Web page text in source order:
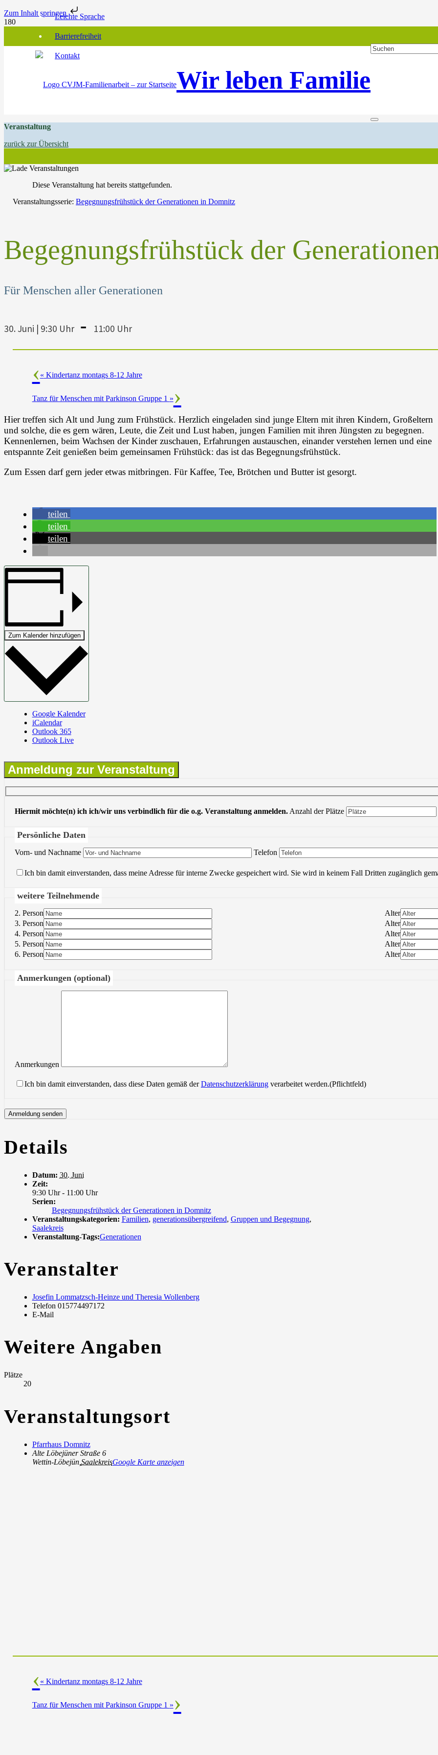
Zum Inhalt springenLeichte Sprache
Barrierefreiheit
Kontakt
Wir leben Familie
Veranstaltung
zurück zur Übersicht
Diese Veranstaltung hat bereits stattgefunden.
Veranstaltungsserie: Begegnungsfrühstück der Generationen in Domnitz
Begegnungsfrühstück der
Für Menschen aller Generationen
30. Juni | 9:30 Uhr - 11:00 Uhr
« Kindertanz montags 8-12 Jahre
Tanz für Menschen mit Parkinson Gruppe 1 »
Hier treffen sich Alt und Jung zum Frühstück. Herzlich eingeladen sind junge Eltern mit ihren Kindern, Großeltern
und solche, die es gern wären, Leute, die Zeit und Lust haben, jungen Familien mit ihren Jüngsten zu begegnen.
Kennenlernen, beim Wachsen der Kinder zuschauen, Erfahrungen austauschen, einander verstehen lernen und eine
entspannte Zeit genießen beim gemeinsamen Frühstück: das ist das Begegnungsfrühstück.
Zum Essen darf gern jeder etwas mitbringen. Für Kaffee, Tee, Brötchen und Butter ist gesorgt.
teilen
teilen
teilen
Zum Kalender hinzufügen
Google Kalender
iCalendar
Outlook 365
Outlook Live
Anmeldung zur Veranstaltung
Hiermit möchte(n) ich ich/wir uns verbindlich für die o.g. Veranstaltung anmelden. Anzahl der Plätze
Persönliche Daten
Vorn- und Nachname Bitte lasse dieses Feld leer.
Telefon
Ich bin damit einverstanden, dass meine Adresse für interne Zwecke gespeichert wird. Sie wird in keinem Fall Dritten zugänglich
weitere Teilnehmende
2. Person
Alter
3. Person
Alter
4. Person
Alter
5. Person
Alter
6. Person
Alter
Anmerkungen (optional)
Anmerkungen
Ich bin damit einverstanden, dass diese Daten gemäß derDatenschutzerklärung verarbeitet werden.(Pflichtfeld)
Details
Datum: 30. Juni
Zeit:
9:30 Uhr - 11:00 Uhr
Serien:
Begegnungsfrühstück der Generationen in Domnitz
Veranstaltungskategorien: Familien, generationsübergreifend, Gruppen und Begegnung,
Saalekreis
Veranstaltung-Tags:Generationen
Veranstalter
Josefin Lommatzsch-Heinze und Theresia Wollenberg
Telefon 015774497172
E-Mail
Weitere Angaben
Plätze
20
Veranstaltungsort
Pfarrhaus Domnitz
Alte Löbejüner Straße 6
Wettin-Löbejün, SaalekreisGoogle Karte anzeigen
« Kindertanz montags 8-12 Jahre
Tanz für Menschen mit Parkinson Gruppe 1 »